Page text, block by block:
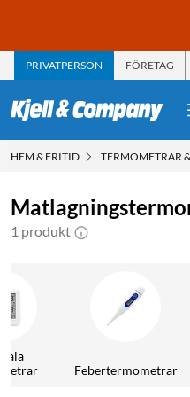
PRIVATPERSON FÖRETAG
HEM & FRITID TERMOMETRAR
1 produkt
Febertermometrar